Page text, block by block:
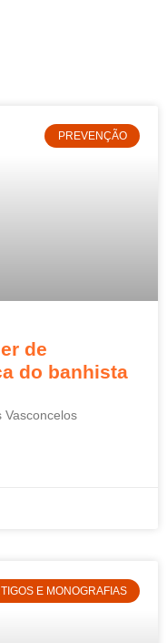
PREVENÇÃO
de
do banhista
Vasconcelos
E MONOGRAFIAS